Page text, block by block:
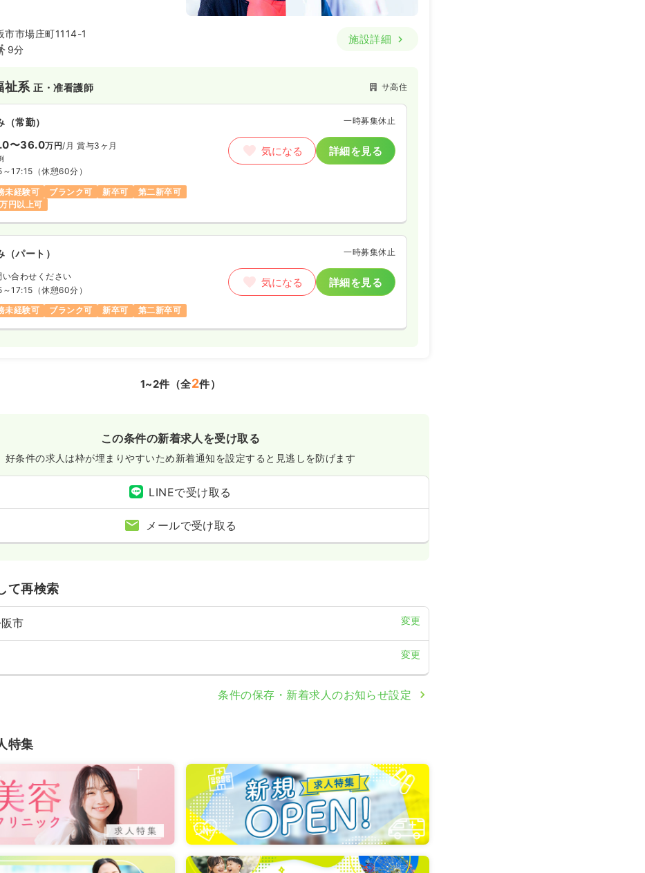
院との連携をすぐに取れる体制を整
市市場庄町1114-1
9分
施設詳細
祉系正・准看護師 サ高住
（常勤） 一時募集休止
〜36.0万円/月 賞与3ヶ月
～17:15 （休憩60分）
未経験可
ブランク可 新卒可
第二新卒可
円以上可
気になる 詳細を見る
（パート） 一時募集休止
い合わせください
～17:15 （休憩60分）
未経験可
ブランク可 新卒可 第二新卒可
気になる 詳細を見る
1~2件（全2件）
この条件の新着求人を受け取る
好条件の求人は枠が埋まりやすいため新着通知を設定すると見逃しを防げます
LINEで受け取る
メールで受け取る
て再検索
市 変更
変更
条件の保存・新着求人のお知らせ設定
特集